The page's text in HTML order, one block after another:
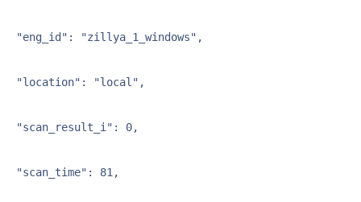
"eng_id": "zillya_1_windows",
"location": "local",
"scan_result_i": 0,
"scan_time": 81,